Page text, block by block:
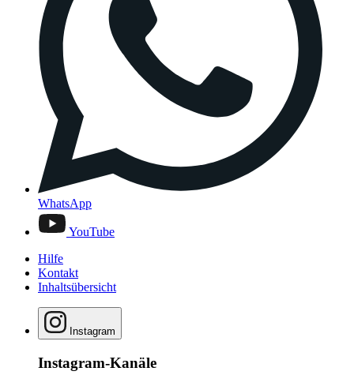
WhatsApp
YouTube
Hilfe
Kontakt
Inhaltsübersicht
Instagram
Instagram-Kanäle